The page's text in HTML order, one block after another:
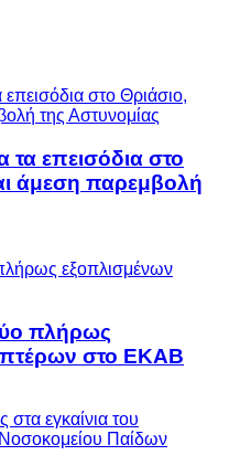
τα επεισόδια στο
άμεση παρεμβολή
πλήρως
στο ΕΚΑΒ